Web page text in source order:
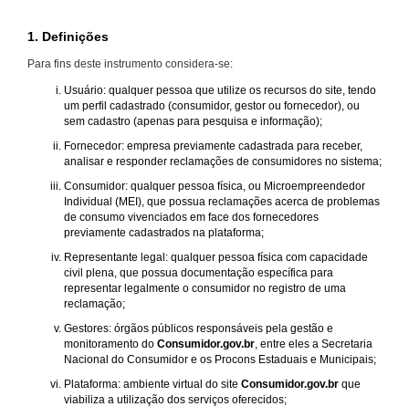
1. Definições
Para fins deste instrumento considera-se:
Usuário: qualquer pessoa que utilize os recursos do site, tendo
um perfil cadastrado (consumidor, gestor ou fornecedor), ou
sem cadastro (apenas para pesquisa e informação);
Fornecedor: empresa previamente cadastrada para receber,
analisar e responder reclamações de consumidores no sistema;
Consumidor: qualquer pessoa física, ou Microempreendedor
Individual (MEI), que possua reclamações acerca de problemas
de consumo vivenciados em face dos fornecedores
previamente cadastrados na plataforma;
Representante legal: qualquer pessoa física com capacidade
civil plena, que possua documentação específica para
representar legalmente o consumidor no registro de uma
reclamação;
Gestores: órgãos públicos responsáveis pela gestão e
monitoramento do Consumidor.gov.br, entre eles a Secretaria
Nacional do Consumidor e os Procons Estaduais e Municipais;
Plataforma: ambiente virtual do site Consumidor.gov.br que
viabiliza a utilização dos serviços oferecidos;